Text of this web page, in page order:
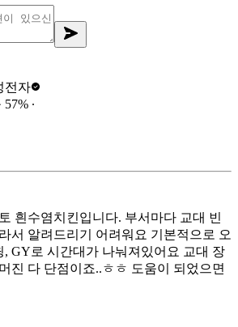
전자
57% ∙
흰수염치킨입니다. 부서마다 교대 빈
서 알려드리기 어려워요 기본적으로 오
, GY로 시간대가 나눠져있어요 교대 장
진 다 단점이죠..ㅎㅎ 도움이 되었으면